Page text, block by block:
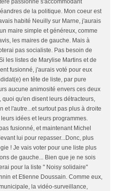
passionné s'accommodant
de la politique. Mon coeur est
habité Neuilly sur Marne, j'aurais
maire simple et généreux, comme
les maires de gauche. Mais à
pas socialiste. Pas besoin de
les listes de Marylise Martins et de
fusionné, j'aurais voté pour eux
en tête de liste, par pure
aucune animosité envers ces deux
quoi qu'en disent leurs détracteurs,
et l'autre...et surtout pas plus à droite
idées et leurs programmes.
fusionné, et maintenant Michel
lui pour repasser...Donc, plus
! Je vais voter pour une liste plus
de gauche... Bien que je ne sois
pour la liste " Noisy solidaire"
et Etienne Doussain. Comme eux,
la vidéo-surveillance,